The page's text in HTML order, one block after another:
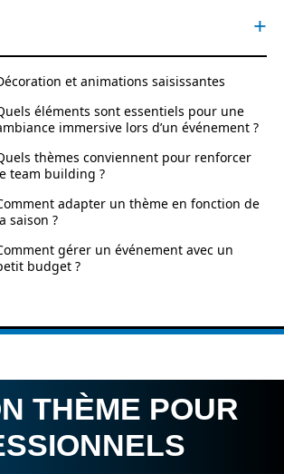
et animations saisissantes
éléments sont essentiels pour une
immersive lors d’un événement ?
thèmes conviennent pour renforcer
team building ?
adapter un thème en fonction de
saison ?
gérer un événement avec un
budget ?
THÈME POUR